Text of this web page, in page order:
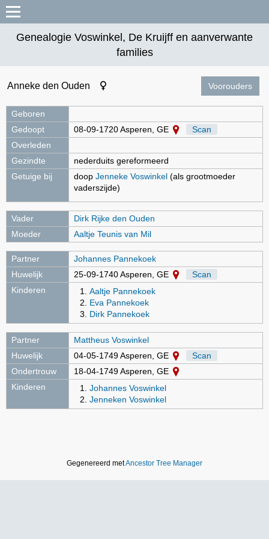
Genealogie Voswinkel, De Kruijff en aanverwante
families
Anneke den Ouden Voorouders
Geboren
Gedoopt
08-09-1720 Asperen, GE
Scan
Overleden
Gezindte
nederduits gereformeerd
Getuige bij
doop Jenneke Voswinkel (als grootmoeder
vaderszijde)
Vader
Dirk Rijke den Ouden
Moeder
Aaltje Teunis van Mil
Partner
Johannes Pannekoek
Huwelijk
25-09-1740 Asperen, GE
Scan
Kinderen
Aaltje Pannekoek
Eva Pannekoek
Dirk Pannekoek
Partner
Mattheus Voswinkel
Huwelijk
04-05-1749 Asperen, GE
Scan
Ondertrouw
18-04-1749 Asperen, GE
Kinderen
Johannes Voswinkel
Jenneken Voswinkel
Gegenereerd metAncestor Tree Manager